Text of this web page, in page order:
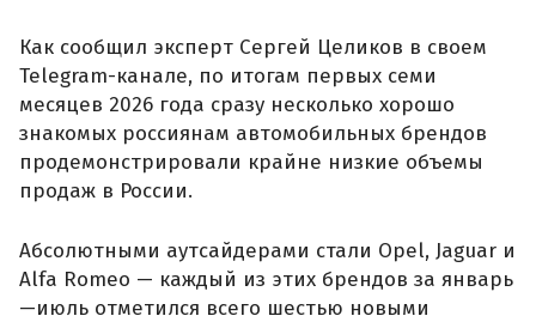
Как сообщил эксперт Сергей Целиков в своем
Telegram-канале, по итогам первых семи
месяцев 2026 года сразу несколько хорошо
знакомых россиянам автомобильных брендов
продемонстрировали крайне низкие объемы
продаж в России.
Абсолютными аутсайдерами стали Opel, Jaguar и
Alfa Romeo — каждый из этих брендов за январь
—июль отметился всего шестью новыми